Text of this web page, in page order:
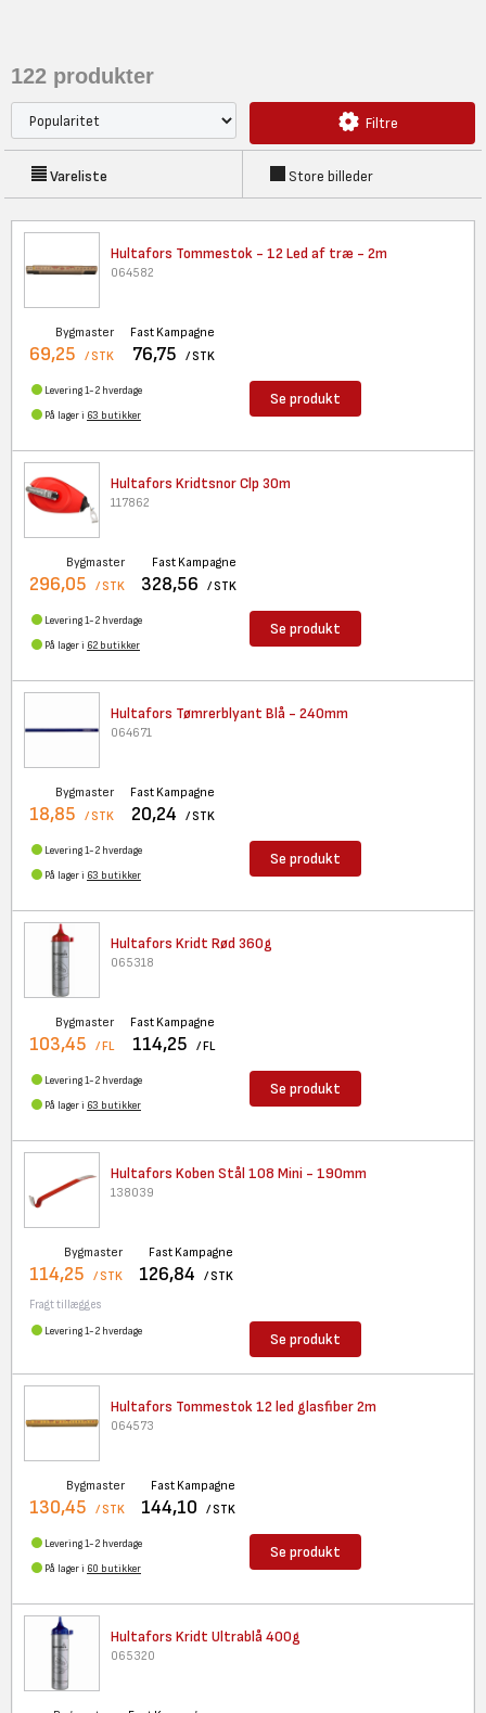
122 produkter
Filtre
Vareliste Store billeder
Hultafors Tommestok - 12 Led af træ - 2m
064582
Bygmaster
69,25 / STK
Fast Kampagne
76,75 / STK
Levering 1-2 hverdage
På lager i 63 butikker
Se produkt
Hultafors Kridtsnor Clp 30m
117862
Bygmaster
296,05 / STK
Fast Kampagne
328,56 / STK
Levering 1-2 hverdage
På lager i 62 butikker
Se produkt
Hultafors Tømrerblyant Blå - 240mm
064671
Bygmaster
18,85 / STK
Fast Kampagne
20,24 / STK
Levering 1-2 hverdage
På lager i 63 butikker
Se produkt
Hultafors Kridt Rød 360g
065318
Bygmaster
103,45 / FL
Fast Kampagne
114,25 / FL
Levering 1-2 hverdage
På lager i 63 butikker
Se produkt
Hultafors Koben Stål 108 Mini - 190mm
138039
Bygmaster
114,25 / STK
Fast Kampagne
126,84 / STK
Fragt tillægges
Levering 1-2 hverdage Se produkt
Hultafors Tommestok 12 led glasfiber 2m
064573
Bygmaster
130,45 / STK
Fast Kampagne
144,10 / STK
Levering 1-2 hverdage
På lager i 60 butikker
Se produkt
Hultafors Kridt Ultrablå 400g
065320